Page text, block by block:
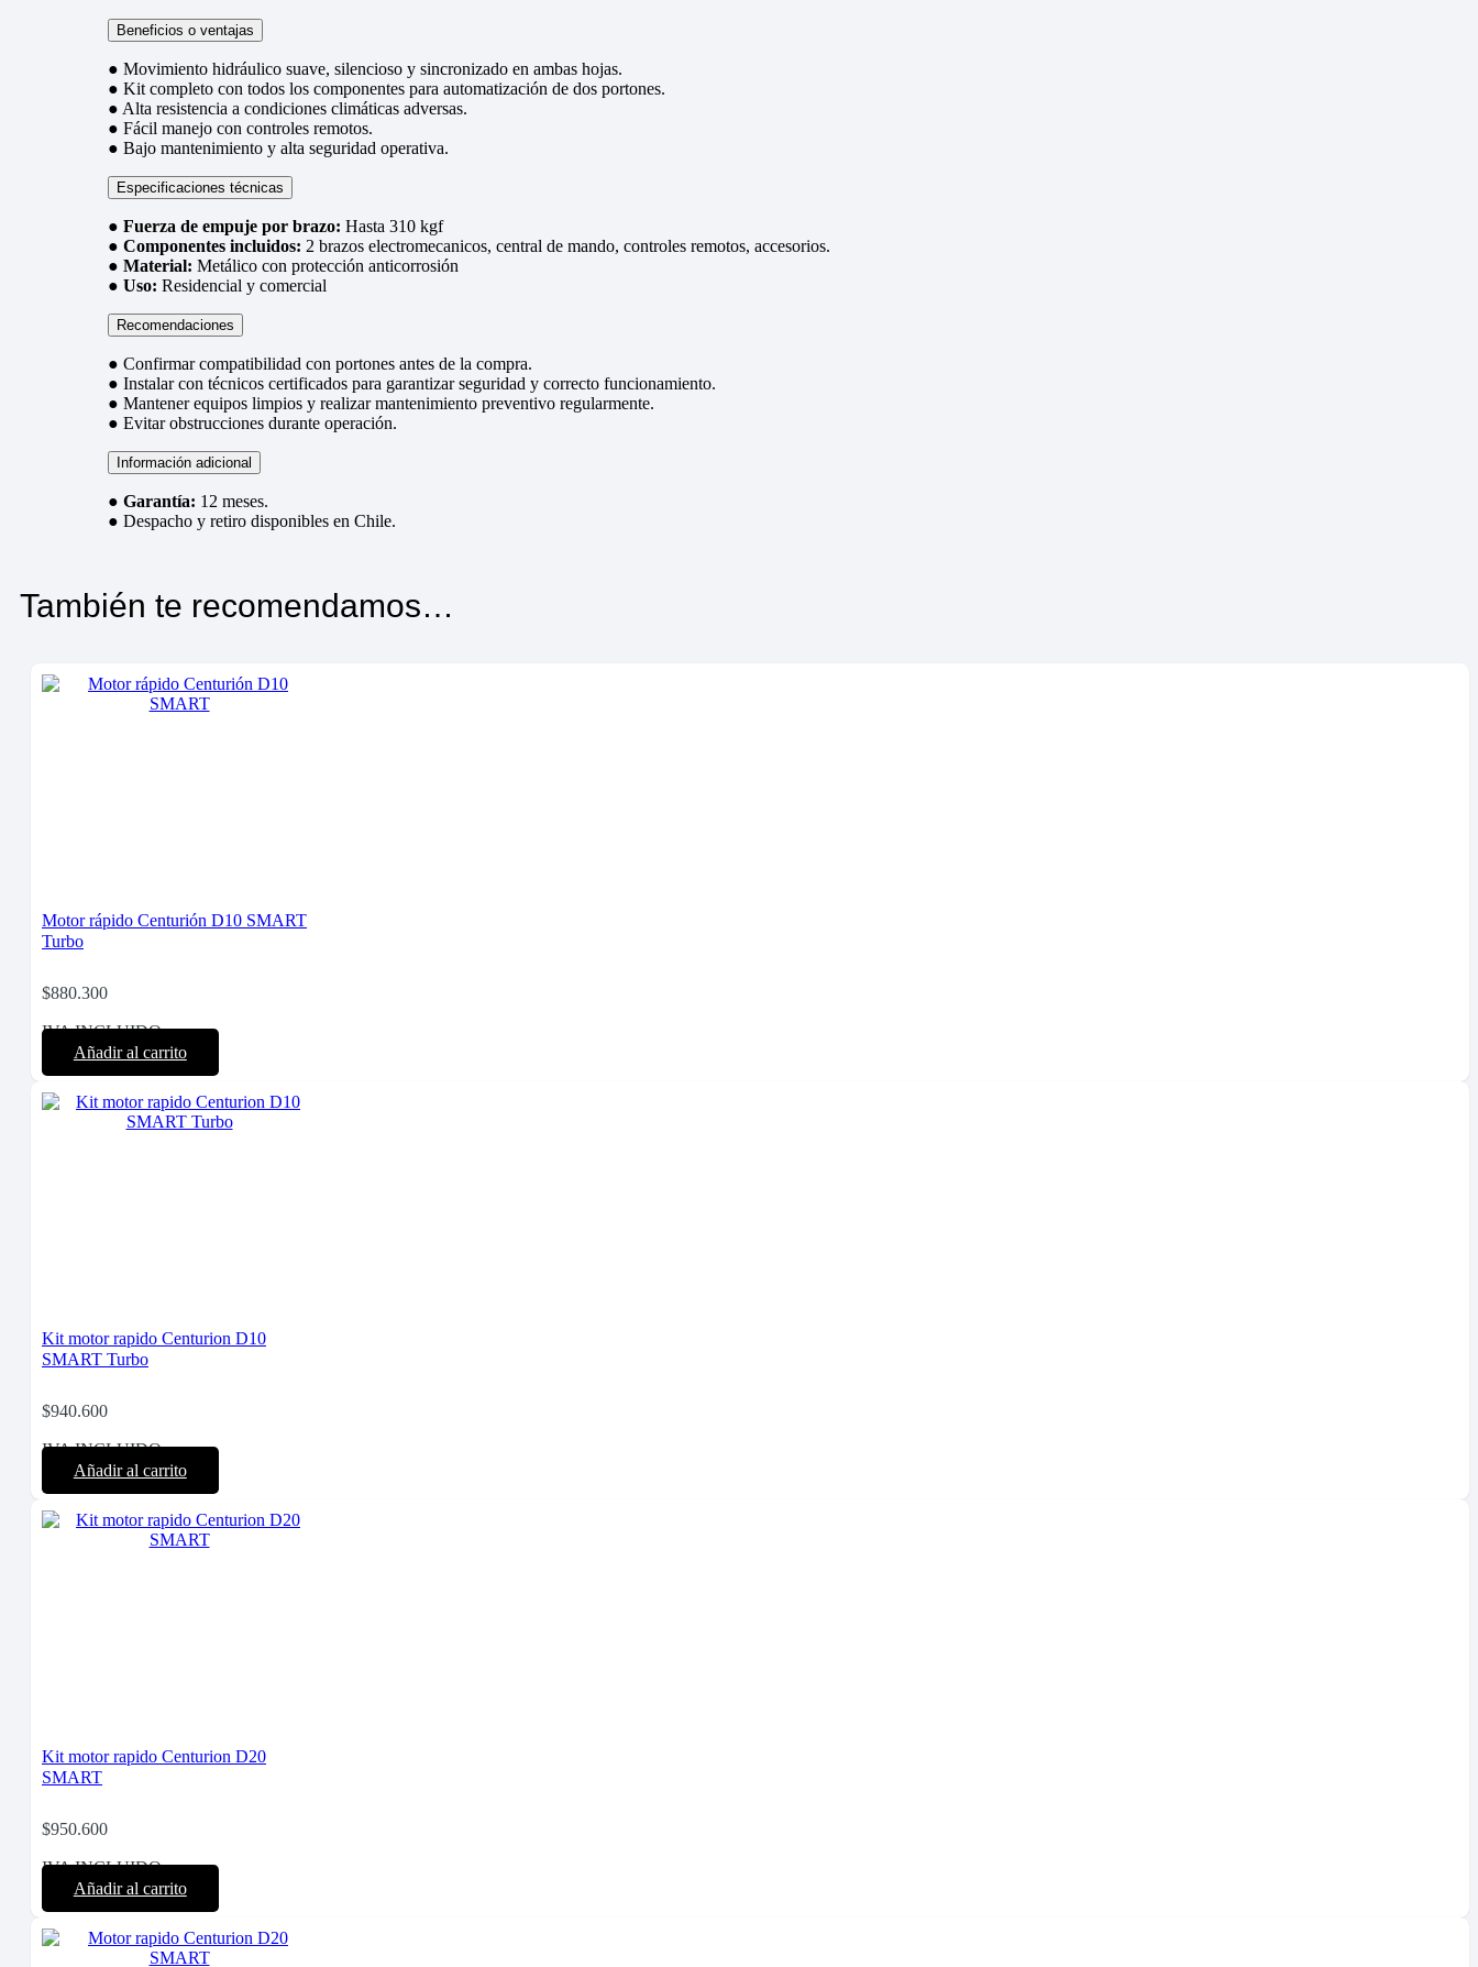
Beneficios o ventajas
● Movimiento hidráulico suave, silencioso y sincronizado en ambas hojas.
● Kit completo con todos los componentes para automatización de dos portones.
● Alta resistencia a condiciones climáticas adversas.
● Fácil manejo con controles remotos.
● Bajo mantenimiento y alta seguridad operativa.
Especificaciones técnicas
● Fuerza de empuje por brazo: Hasta 310 kgf
● Componentes incluidos: 2 brazos electromecanicos, central de mando, controles remotos, accesorios.
● Material: Metálico con protección anticorrosión
● Uso: Residencial y comercial
Recomendaciones
● Confirmar compatibilidad con portones antes de la compra.
● Instalar con técnicos certificados para garantizar seguridad y correcto funcionamiento.
● Mantener equipos limpios y realizar mantenimiento preventivo regularmente.
● Evitar obstrucciones durante operación.
Información adicional
● Garantía: 12 meses.
● Despacho y retiro disponibles en Chile.
También te recomendamos…
Motor rápido Centurión D10 SMART
Turbo
$880.300
IVA INCLUIDO
Añadir al carrito
Kit motor rapido Centurion D10
SMART Turbo
$940.600
IVA INCLUIDO
Añadir al carrito
Kit motor rapido Centurion D20
SMART
$950.600
IVA INCLUIDO
Añadir al carrito